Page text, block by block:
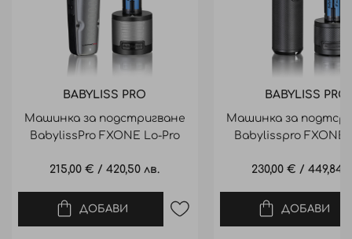
BABYLISS PRO
Машинка за подстригване
BabylissPro FXONE Lo-Pro
215,00 € /420,50 лв.
ДОБАВИ
BABYLISS PRO
Машинка за
Babylisspro FXONE
230,00 € /449,84
ДОБАВИ